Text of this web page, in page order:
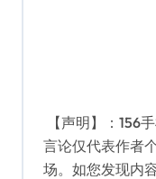
【声明】：156
言论仅代表作者
场。如您发现内